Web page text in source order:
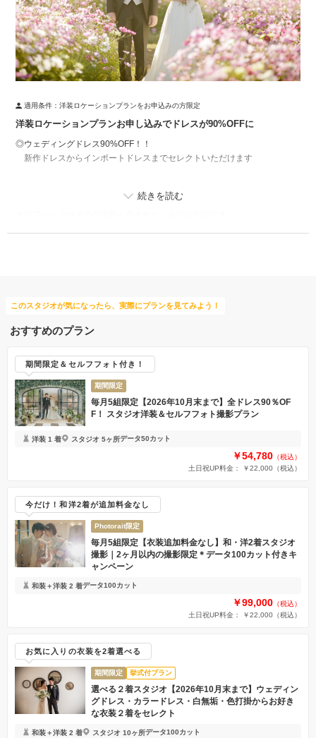
適用条件： 洋装ロケーションプランをお申込みの方限定
洋装ロケーションプランお申し込みでドレスが90%OFFに
◎ウェディングドレス90%OFF！！
新作ドレスからインポートドレスまでセレクトいただけます
ビーチや花畑、遊園地やナイトロケまで幅広くご提案。おしゃれなスタジ
・衣装小物一式
・着付け
・アートブーケ
・撮影データ100カット
※既にご契約済みのお客様は、プラン変更を承ることができません
※諸条件により、追加料金が発生する場合がございます
このスタジオが気になったら、実際にプランを見てみよう！
おすすめのプラン
期間限定＆セルフフォト付き！
期間限定
毎月5組限定【2026年10月末まで】全ドレス90％OF
F！ スタジオ洋装＆セルフフォト撮影プラン
洋装 1 着 スタジオ 5ヶ所データ50カット
￥54,780 （税込）
土日祝UP料金： ￥22,000 （税込）
今だけ！和洋2着が追加料金なし
Photorait限定
毎月5組限定【衣装追加料金なし】和・洋2着スタジオ
撮影｜2ヶ月以内の撮影限定＊データ100カット付きキ
ャンペーン
和装＋洋装 2 着データ100カット
￥99,000 （税込）
土日祝UP料金： ￥22,000 （税込）
お気に入りの衣装を2着選べる
期間限定 挙式付プラン
選べる２着スタジオ【2026年10月末まで】ウェディン
グドレス・カラードレス・白無垢・色打掛からお好き
な衣装２着をセレクト
和装＋洋装 2 着 スタジオ 10ヶ所データ100カット